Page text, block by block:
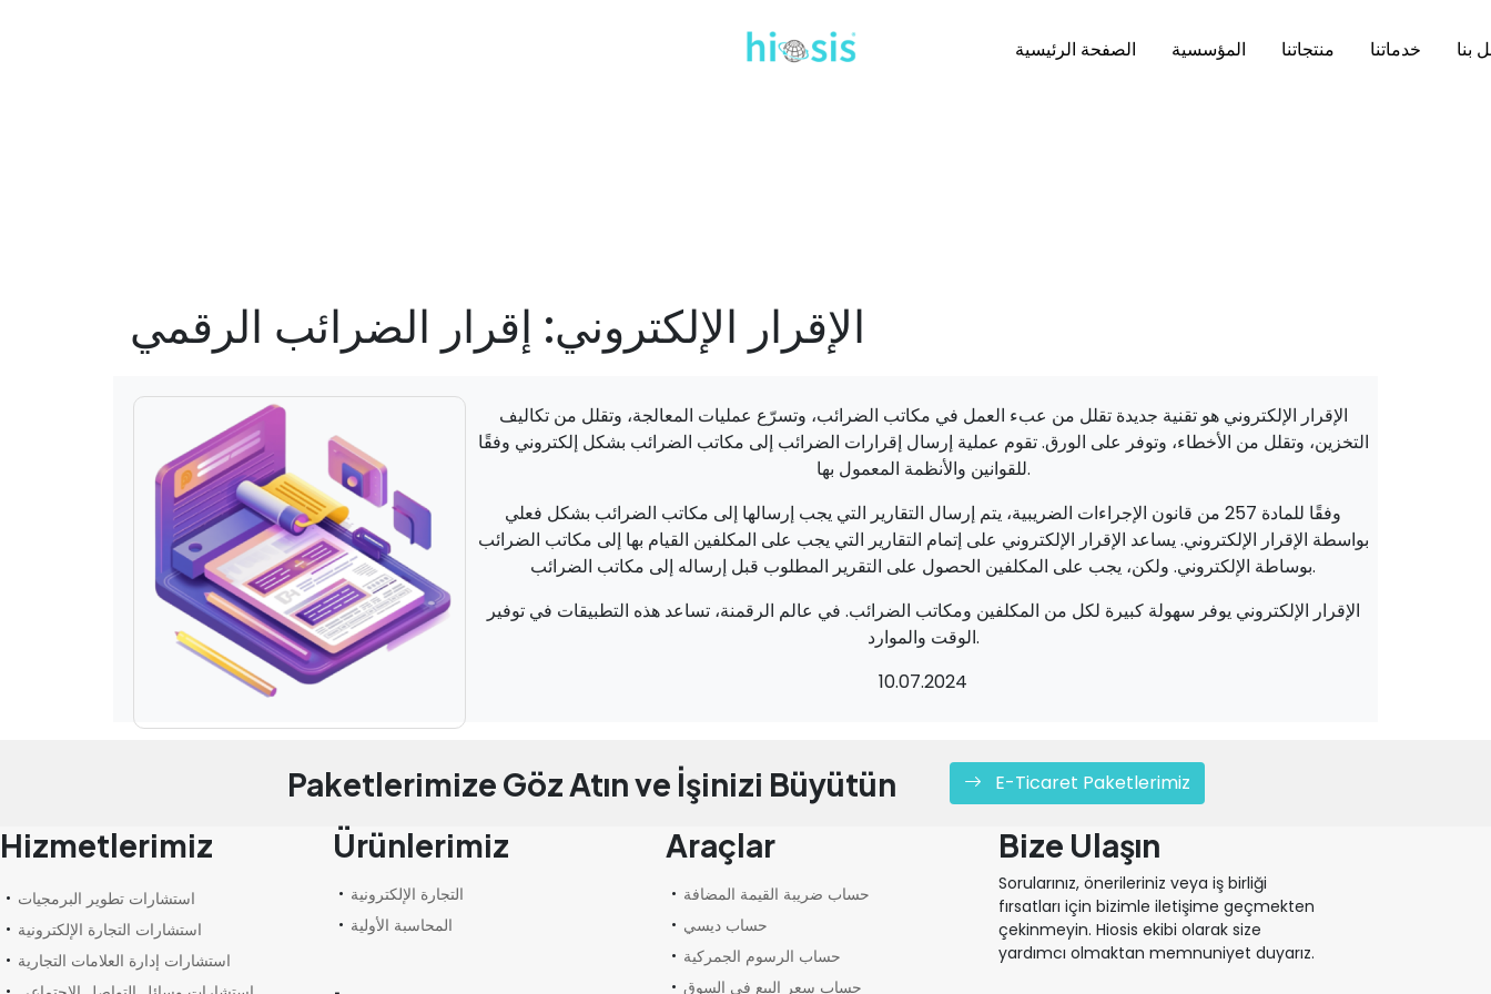
الصفحة الرئيسية المؤسسية منتجاتنا خدماتنا بنا
الإقرار الإلكتروني: إقرار الضرائب الرقمي
الإقرار الإلكتروني هو تقنية جديدة تقلل من عبء العمل في مكاتب الضرائب، وتسرّع عمليات المعالجة، وتقلل من تكاليف
التخزين، وتقلل من الأخطاء، وتوفر على الورق. تقوم عملية إرسال إقرارات الضرائب إلى مكاتب الضرائب بشكل إلكتروني وفقًا
للقوانين والأنظمة المعمول بها.
وفقًا للمادة 257 من قانون الإجراءات الضريبية، يتم إرسال التقارير التي يجب إرسالها إلى مكاتب الضرائب بشكل فعلي
بواسطة الإقرار الإلكتروني. يساعد الإقرار الإلكتروني على إتمام التقارير التي يجب على المكلفين القيام بها إلى مكاتب الضرائب
بوساطة الإلكتروني. ولكن، يجب على المكلفين الحصول على التقرير المطلوب قبل إرساله إلى مكاتب الضرائب.
الإقرار الإلكتروني يوفر سهولة كبيرة لكل من المكلفين ومكاتب الضرائب. في عالم الرقمنة، تساعد هذه التطبيقات في توفير
الوقت والموارد.
10.07.2024
Paketlerimize Göz Atın ve İşinizi Büyütün E-Ticaret Paketlerimiz
Hizmetlerimiz
استشارات تطوير البرمجيات
استشارات التجارة الإلكترونية
استشارات إدارة العلامات التجارية
Ürünlerimiz
التجارة الإلكترونية
المحاسبة الأولية
Araçlar
حساب ضريبة القيمة المضافة
حساب ديسي
حساب الرسوم الجمركية
حساب سعر البيع في السوق
Bize Ulaşın
Sorularınız, önerileriniz veya iş birliği
fırsatları için bizimle iletişime geçmekten
çekinmeyin. Hiosis ekibi olarak size
yardımcı olmaktan memnuniyet duyarız.